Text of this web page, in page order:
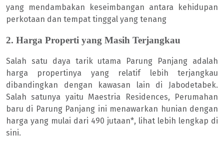
yang mendambakan keseimbangan antara kehidupan
perkotaan dan tempat tinggal yang tenang
2. Harga Properti yang Masih Terjangkau
Salah satu daya tarik utama Parung Panjang adalah
harga propertinya yang relatif lebih terjangkau
dibandingkan dengan kawasan lain di Jabodetabek.
Salah satunya yaitu Maestria Residences, Perumahan
baru di Parung Panjang ini menawarkan hunian dengan
harga yang mulai dari 490 jutaan*, lihat lebih lengkap di
sini.